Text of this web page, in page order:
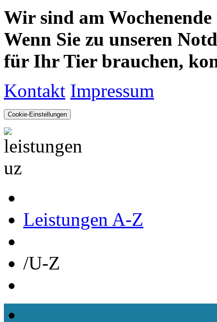
Wir sind am
Wenn Sie zu unseren
für Ihr Tier brauchen,
Kontakt Impressum
Cookie-Einstellungen
Leistungen A-Z
/U-Z